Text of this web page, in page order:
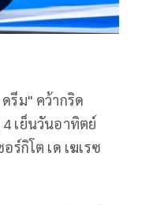
รีม" คว้ากริด
4 เย็นวันอาทิตย์
ร์กิโต เด เฆเรซ